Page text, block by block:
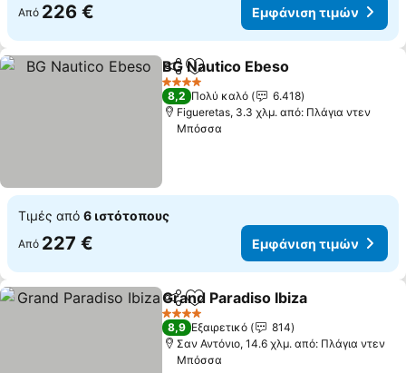
Από 226 € Εμφάνιση τιμών
Κοινοποίηση
Προσθήκη στα αγαπημένα
BG Nautico Ebeso
4 Αστέρια
8,2 Πολύ καλό
6.418
Figueretas, 3.3 χλμ. από: Πλάγια ντεν
Μπόσσα
Τιμές από 6 ιστότοπους
Από 227 € Εμφάνιση τιμών
Κοινοποίηση
Προσθήκη στα αγαπημένα
Grand Paradiso Ibiza
4 Αστέρια
8,9 Εξαιρετικό
814
Σαν Αντόνιο, 14.6 χλμ. από: Πλάγια ντεν
Μπόσσα